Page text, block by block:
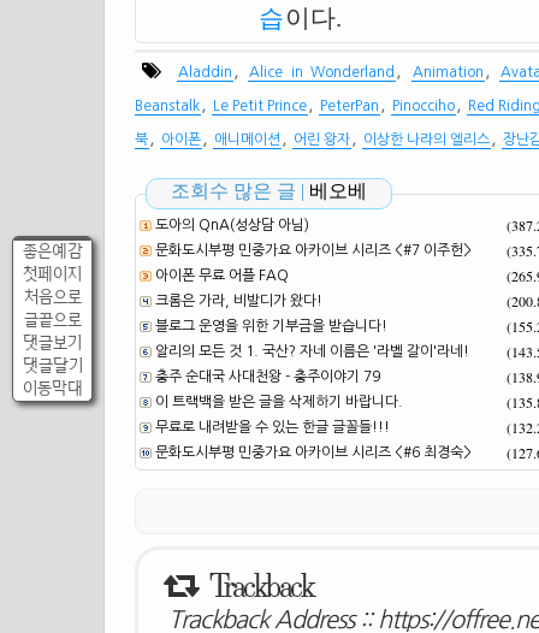
좋은예감
첫페이지
처음으로
글끝으로
댓글보기
댓글달기
이동막대
습이다.
Aladdin Alice in Wonderland Animation
Beanstalk Le Petit Prince PeterPan Pinocciho Red
북 아이폰 애니메이션 어린 왕자 이상한 나라의 엘리스 장난
조회수 많은 글 | 베오베
도아의 QnA(성상담 아님)
문화도시부평 민중가요 아카이브 시리즈 <#7 이주헌>
아이폰 무료 어플 FAQ
크롬은 가라, 비발디가 왔다!
블로그 운영을 위한 기부금을 받습니다!
알리의 모든 것 1. 국산? 자네 이름은 '라벨 갈이'라네!
충주 순대국 사대천왕 - 충주이야기 79
이 트랙백을 받은 글을 삭제하기 바랍니다.
무료로 내려받을 수 있는 한글 글꼴들!!!
문화도시부평 민중가요 아카이브 시리즈 <#6 최경숙>
Trackback
Trackback Address :: https://